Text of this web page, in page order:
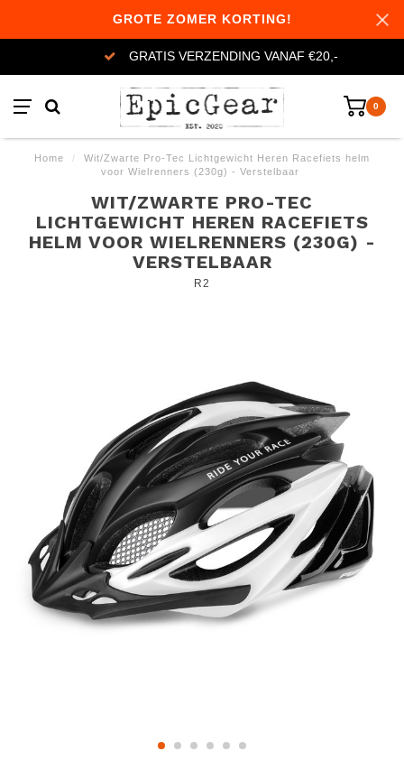
GROTE ZOMER KORTING!
GRATIS VERZENDING VANAF €20,-
0
Home /
Wit/Zwarte Pro-Tec Lichtgewicht Heren Racefiets helm
voor Wielrenners (230g) - Verstelbaar
WIT/ZWARTE PRO-TEC
LICHTGEWICHT HEREN RACEFIETS
HELM VOOR WIELRENNERS (230G) -
VERSTELBAAR
R2